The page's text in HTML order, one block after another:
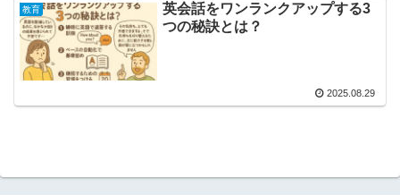
教育
英会話をワンランクアップする3
つの秘訣とは？
2025.08.29